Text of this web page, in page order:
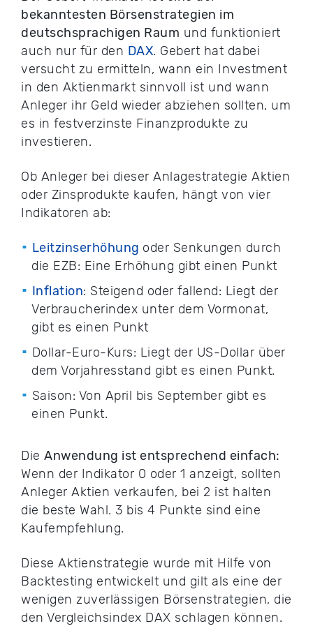
bekanntesten Börsenstrategien im
deutschsprachigen Raum und funktioniert
auch nur für den DAX. Gebert hat dabei
versucht zu ermitteln, wann ein Investment
in den Aktienmarkt sinnvoll ist und wann
Anleger ihr Geld wieder abziehen sollten, um
es in festverzinste Finanzprodukte zu
investieren.
Ob Anleger bei dieser Anlagestrategie Aktien
oder Zinsprodukte kaufen, hängt von vier
Indikatoren ab:
Leitzinserhöhung oder Senkungen durch
die EZB: Eine Erhöhung gibt einen Punkt
Inflation: Steigend oder fallend: Liegt der
Verbraucherindex unter dem Vormonat,
gibt es einen Punkt
Dollar-Euro-Kurs: Liegt der US-Dollar über
dem Vorjahresstand gibt es einen Punkt.
Saison: Von April bis September gibt es
einen Punkt.
Die Anwendung ist entsprechend einfach:
Wenn der Indikator 0 oder 1 anzeigt, sollten
Anleger Aktien verkaufen, bei 2 ist halten
die beste Wahl. 3 bis 4 Punkte sind eine
Kaufempfehlung.
Diese Aktienstrategie wurde mit Hilfe von
Backtesting entwickelt und gilt als eine der
wenigen zuverlässigen Börsenstrategien, die
den Vergleichsindex DAX schlagen können.